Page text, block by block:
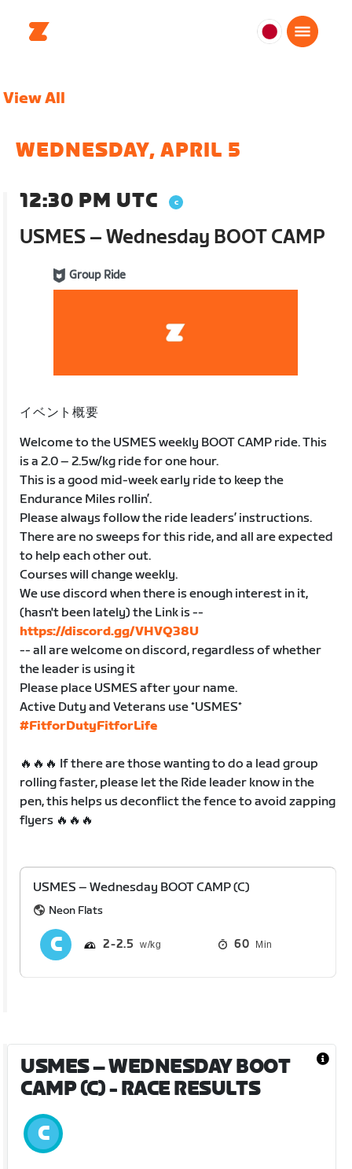
日
View All
WEDNESDAY, APRIL 5
12:30 PM UTC
USMES – Wednesday BOOT CAMP
Group Ride
イベント概要
Welcome to the USMES weekly BOOT CAMP ride. This
is a 2.0 – 2.5w/kg ride for one hour.
This is a good mid-week early ride to keep the
Endurance Miles rollin’.
Please always follow the ride leaders’ instructions.
There are no sweeps for this ride, and all are expected
to help each other out.
Courses will change weekly.
We use discord when there is enough interest in it,
(hasn't been lately) the Link is --
https://discord.gg/VHVQ38U
-- all are welcome on discord, regardless of whether
the leader is using it
Please place USMES after your name.
Active Duty and Veterans use *USMES*
#FitforDutyFitforLife
🔥🔥🔥 If there are those wanting to do a lead group
rolling faster, please let the Ride leader know in the
pen, this helps us deconflict the fence to avoid zapping
flyers 🔥🔥🔥
USMES – Wednesday BOOT CAMP (C)
Neon Flats
2 2.5 60 Min
USMES – WEDNESDAY BOOT
CAMP (C)- RACE RESULTS